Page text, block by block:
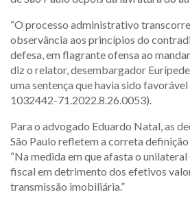
“O processo administrativo
observância aos princípios do
defesa, em flagrante ofensa ao
diz o relator, desembargador
uma sentença que havia sido
1032442-71.2022.8.26.0053).
Para o advogado Eduardo Natal, as
São Paulo refletem a correta definição
“Na medida em que afasta o
fiscal em detrimento dos efetivos
transmissão imobiliária.”